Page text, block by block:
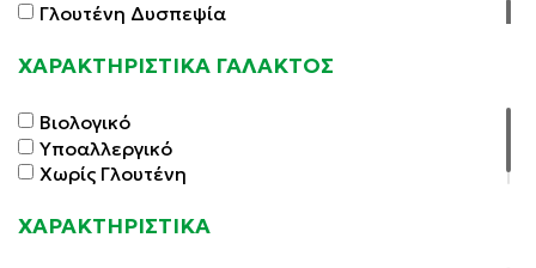
Γλουτένη Δυσπεψία
ΧΑΡΑΚΤΗΡΙΣΤΙΚΑ ΓΑΛΑΚΤΟΣ
Βιολογικό
Υποαλλεργικό
Χωρίς Γλουτένη
ΧΑΡΑΚΤΗΡΙΣΤΙΚΑ